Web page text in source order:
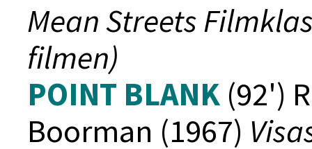
Mean Streets
filmen)
POINT BLANK (92')
Boorman (1967)